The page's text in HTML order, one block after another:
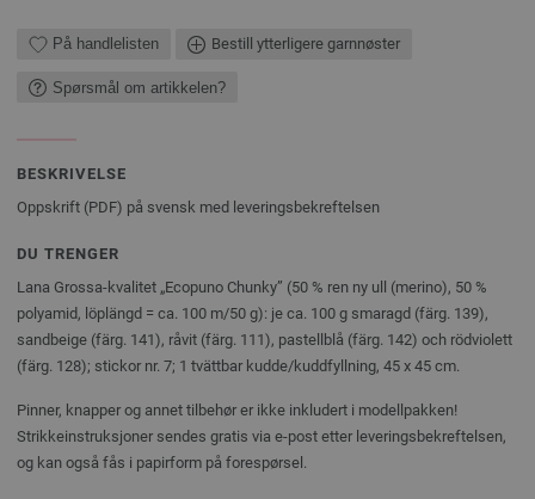
På handlelisten Bestill ytterligere garnnøster
Spørsmål om artikkelen?
BESKRIVELSE
Oppskrift (PDF) på svensk med leveringsbekreftelsen
DU TRENGER
Lana Grossa-kvalitet „Ecopuno Chunky” (50 % ren ny ull (merino), 50 %
polyamid, löplängd = ca. 100 m/50 g): je ca. 100 g smaragd (färg. 139),
sandbeige (färg. 141), råvit (färg. 111), pastellblå (färg. 142) och rödviolett
(färg. 128); stickor nr. 7; 1 tvättbar kudde/kuddfyllning, 45 x 45 cm.
Pinner, knapper og annet tilbehør er ikke inkludert i modellpakken!
Strikkeinstruksjoner sendes gratis via e-post etter leveringsbekreftelsen,
og kan også fås i papirform på forespørsel.